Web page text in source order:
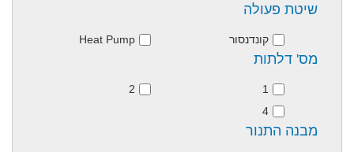
שיטת פעולה
קונדנסור Heat Pump
מס' דלתות
1
2
4
מבנה התנור